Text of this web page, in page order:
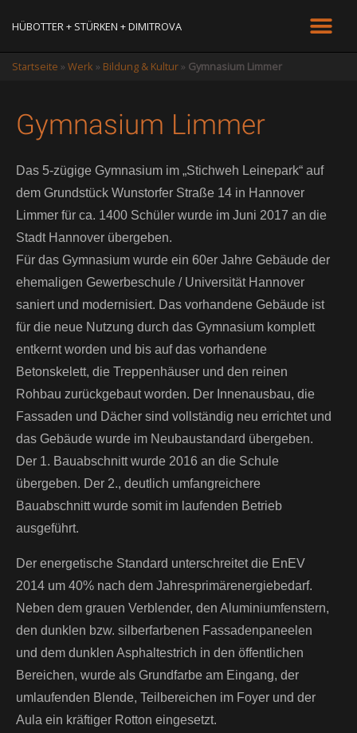
HÜBOTTER + STÜRKEN + DIMITROVA
Startseite » Werk » Bildung & Kultur» Gymnasium Limmer
Gymnasium Limmer
Das 5-zügige Gymnasium im „Stichweh Leinepark“ auf
dem Grundstück Wunstorfer Straße 14 in Hannover
Limmer für ca. 1400 Schüler wurde im Juni 2017 an die
Stadt Hannover übergeben.
Für das Gymnasium wurde ein 60er Jahre Gebäude der
ehemaligen Gewerbeschule / Universität Hannover
saniert und modernisiert. Das vorhandene Gebäude ist
für die neue Nutzung durch das Gymnasium komplett
entkernt worden und bis auf das vorhandene
Betonskelett, die Treppenhäuser und den reinen
Rohbau zurückgebaut worden. Der Innenausbau, die
Fassaden und Dächer sind vollständig neu errichtet und
das Gebäude wurde im Neubaustandard übergeben.
Der 1. Bauabschnitt wurde 2016 an die Schule
übergeben. Der 2., deutlich umfangreichere
Bauabschnitt wurde somit im laufenden Betrieb
ausgeführt.
Der energetische Standard unterschreitet die EnEV
2014 um 40% nach dem Jahresprimärenergiebedarf.
Neben dem grauen Verblender, den Aluminiumfenstern,
den dunklen bzw. silberfarbenen Fassadenpaneelen
und dem dunklen Asphaltestrich in den öffentlichen
Bereichen, wurde als Grundfarbe am Eingang, der
umlaufenden Blende, Teilbereichen im Foyer und der
Aula ein kräftiger Rotton eingesetzt.